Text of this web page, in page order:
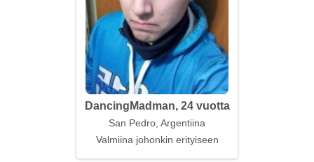
DancingMadman, 24 vuotta
San Pedro, Argentiina
Valmiina johonkin erityiseen